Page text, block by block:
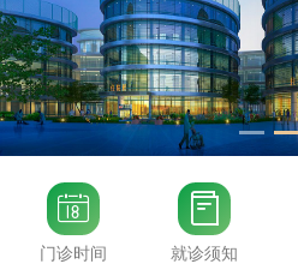

门诊时间

就诊须知